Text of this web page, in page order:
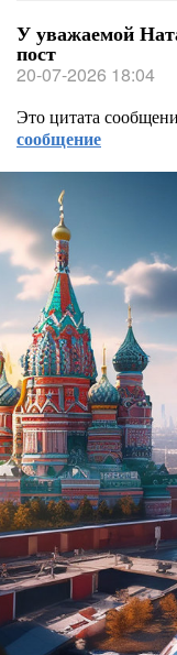
У уважаемой
пост
20-07-2026 18:04
Это цитата
сообщение